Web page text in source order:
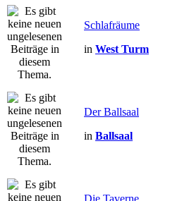
Schlafräume
in West Turm
Der Ballsaal
in Ballsaal
Die Taverne